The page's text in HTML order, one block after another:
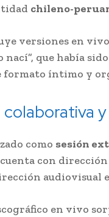
chileno-
versiones en
nací”, que había
formato íntimo y
como sesión
con
audiovisual
en vivo